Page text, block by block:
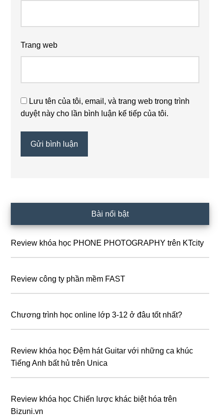
Trang web
Lưu tên của tôi, email, và trang web trong trình
duyệt này cho lần bình luận kế tiếp của tôi.
chính
Bài nổi bật
Review khóa học PHONE PHOTOGRAPHY trên KTcity
Review công ty phần mềm FAST
Chương trình học online lớp 3-12 ở đâu tốt nhất?
Review khóa học Đệm hát Guitar với những ca khúc
Tiếng Anh bất hủ trên Unica
Review khóa học Chiến lược khác biệt hóa trên
Bizuni.vn